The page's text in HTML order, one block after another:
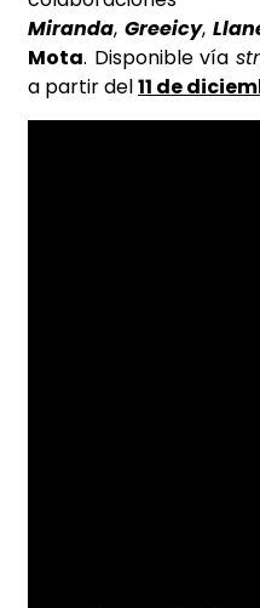
Miranda,Greeicy,
Mota. Disponible vía
a partir del11 de